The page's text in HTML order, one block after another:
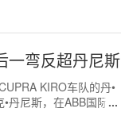
一弯反超丹尼斯
KIRO车队的丹•
丹尼斯，在ABB国际汽